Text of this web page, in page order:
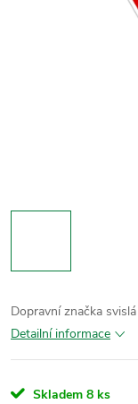
Dopravní značka
Detailní informace
Skladem 8 ks